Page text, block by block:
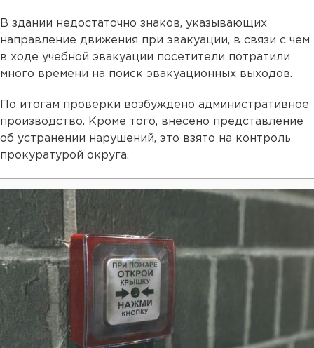
В здании недостаточно знаков, указывающих
направление движения при эвакуации, в связи с чем
в ходе учебной эвакуации посетители потратили
много времени на поиск эвакуационных выходов.
По итогам проверки возбуждено административное
производство. Кроме того, внесено представление
об устранении нарушений, это взято на контроль
прокуратурой округа.